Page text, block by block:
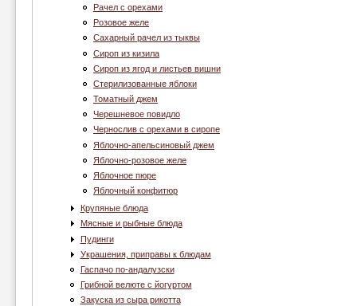
Рачел с орехами
Розовое желе
Сахарный рачел из тыквы
Сироп из кизила
Сироп из ягод и листьев вишни
Стерилизованные яблоки
Томатный джем
Черешневое повидло
Чернослив с орехами в сиропе
Яблочно-апельсиновый джем
Яблочно-розовое желе
Яблочное пюре
Яблочный конфитюр
Крупяные блюда
Мясные и рыбные блюда
Пудинги
Украшения, приправы к блюдам
Гаспачо по-андалузски
Грибной велюте с йогуртом
Закуска из сыра рикотта